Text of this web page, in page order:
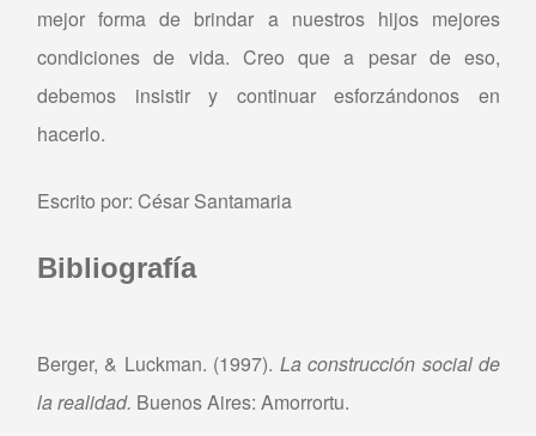
mejor forma de brindar a nuestros hijos mejores
condiciones de vida. Creo que a pesar de eso,
debemos insistir y continuar esforzándonos en
hacerlo.
Escrito por: César Santamaria
Bibliografía
Berger, & Luckman. (1997). La construcción social de
la realidad. Buenos Aires: Amorrortu.